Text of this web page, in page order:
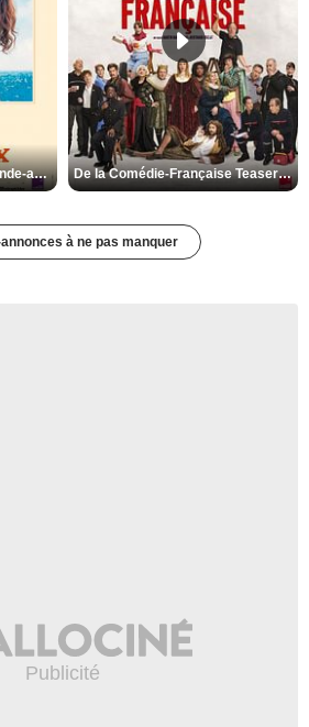
Les Matins merveilleux Bande-annonce VF De la Comédie-Française Teaser VF
à ne pas manquer